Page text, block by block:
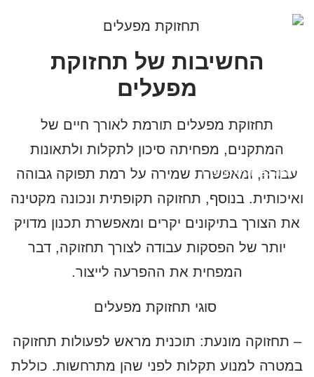
לחזרה לכל המאמרים
החשיבות של תחזוקת
מפעלים
תחזוקת מפעלים תורמת לאורך חיים של
המתקנים, מפחיתה סיכון לתקלות ולתאונות
עבודה, ומאפשרת שמירה על רמת תפוקה גבוהה
ואיכותית. בנוסף, תחזוקה תקופתית ונכונה מקטינה
את הצורך בתיקונים יקרים ומאפשרת תכנון מדויק
יותר של הפסקות עבודה לצורך תחזוקה, דבר
המפחית את ההפרעה לייצור.
סוגי תחזוקת מפעלים
– תחזוקה מונעת: תוכנית מראש לפעולות תחזוקה
במטרה למנוע תקלות לפני שהן מתרחשות. כוללת